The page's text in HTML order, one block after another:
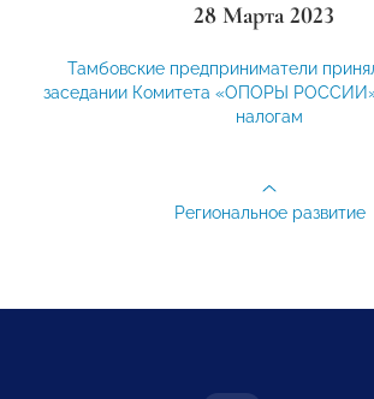
28 Марта 2023
Тамбовские предприниматели
заседании Комитета «ОПОРЫ
налогам
Региональное развитие